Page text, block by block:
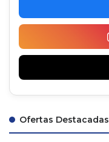
Ofertas Destacadas